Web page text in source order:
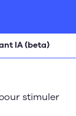
IA (beta)
stimuler